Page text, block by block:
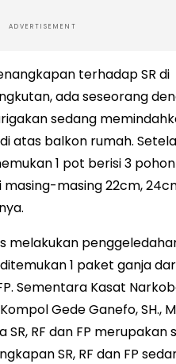
ADVERTISEMENT
terhadap SR di
ada seseorang
sedang
atas balkon rumah.
1 pot berisi 3 pohon
masing-masing 22cm,
melakukan
1 paket ganja
Sementara Kasat
Gede Ganefo, SH.,
RF dan FP merupakan
SR, RF dan FP